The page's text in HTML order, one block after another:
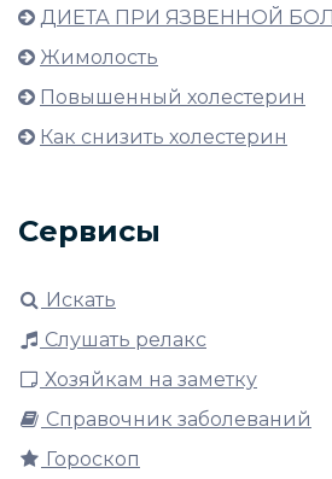
ДИЕТА ПРИ ЯЗВЕННОЙ
Жимолость
Повышенный холестерин
Как снизить холестерин
Сервисы
Искать
Слушать релакс
Хозяйкам на заметку
Справочник заболеваний
Гороскоп